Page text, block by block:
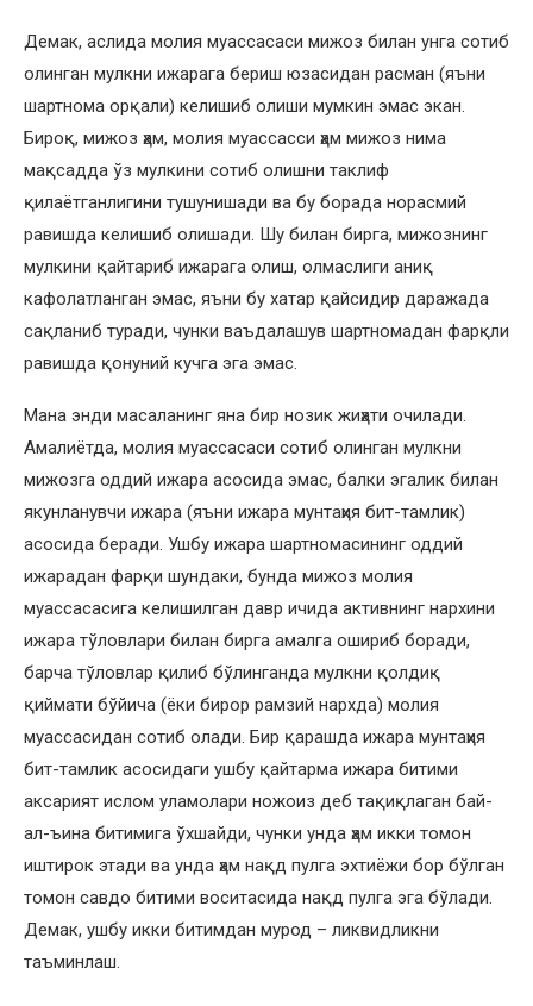
Демак, аслида молия муассасаси мижоз билан унга сотиб
олинган мулкни ижарага бериш юзасидан расман (яъни
шартнома орқали) келишиб олиши мумкин эмас экан.
Бироқ, мижоз ҳам, молия муассасси ҳам мижоз нима
мақсадда ўз мулкини сотиб олишни таклиф
қилаётганлигини тушунишади ва бу борада норасмий
равишда келишиб олишади. Шу билан бирга, мижознинг
мулкини қайтариб ижарага олиш, олмаслиги аниқ
кафолатланган эмас, яъни бу хатар қайсидир даражада
сақланиб туради, чунки ваъдалашув шартномадан фарқли
равишда қонуний кучга эга эмас.
Мана энди масаланинг яна бир нозик жиҳати очилади.
Амалиётда, молия муассасаси сотиб олинган мулкни
мижозга оддий ижара асосида эмас, балки эгалик билан
якунланувчи ижара (яъни ижара мунтаҳия бит-тамлик)
асосида беради. Ушбу ижара шартномасининг оддий
ижарадан фарқи шундаки, бунда мижоз молия
муассасасига келишилган давр ичида активнинг нархини
ижара тўловлари билан бирга амалга ошириб боради,
барча тўловлар қилиб бўлинганда мулкни қолдиқ
қиймати бўйича (ёки бирор рамзий нархда) молия
муассасидан сотиб олади. Бир қарашда ижара мунтаҳия
бит-тамлик асосидаги ушбу қайтарма ижара битими
аксарият ислом уламолари ножоиз деб тақиқлаган бай-
ал-ъина битимига ўхшайди, чунки унда ҳам икки томон
иштирок этади ва унда ҳам нақд пулга эхтиёжи бор бўлган
томон савдо битими воситасида нақд пулга эга бўлади.
Демак, ушбу икки битимдан мурод – ликвидликни
таъминлаш.